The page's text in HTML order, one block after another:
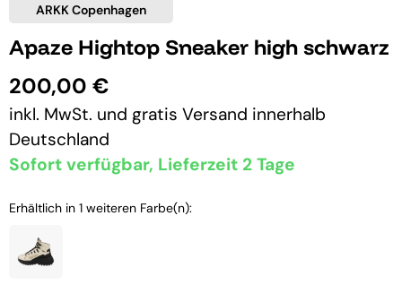
ARKK Copenhagen
Apaze Hightop Sneaker high schwarz
200,00 €
inkl. MwSt. und gratis Versand innerhalb
Deutschland
Sofort verfügbar, Lieferzeit 2 Tage
Erhältlich in 1 weiteren Farbe(n):